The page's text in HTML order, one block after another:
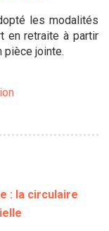
les modalités
en retraite à partir
pièce jointe.
: la circulaire